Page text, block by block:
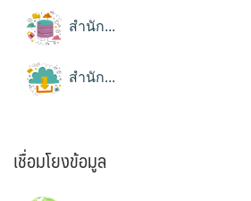
สำนัก...
สำนัก...
เชื่อมโยงข้อมูล